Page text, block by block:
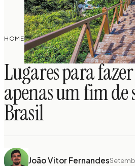
HOME/PLANEJAMENTO
DE VIAGEM
/LUGARES PARA
FIM DE SEMANA
Lugares para
apenas um fim de
Brasil
João Vitor Fernandes